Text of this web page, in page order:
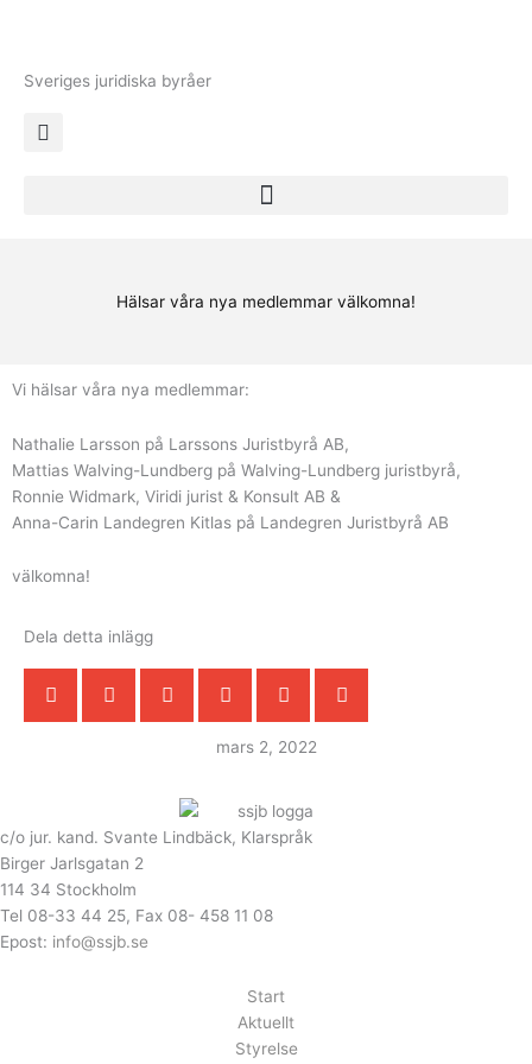
Sveriges juridiska byråer
Hälsar våra nya medlemmar välkomna!
Vi hälsar våra nya medlemmar:
Nathalie Larsson på Larssons Juristbyrå AB,
Mattias Walving-Lundberg på Walving-Lundberg juristbyrå,
Ronnie Widmark, Viridi jurist & Konsult AB &
Anna-Carin Landegren Kitlas på Landegren Juristbyrå AB
välkomna!
Dela detta inlägg
mars 2, 2022
c/o jur. kand. Svante Lindbäck, Klarspråk
Birger Jarlsgatan 2
114 34 Stockholm
Tel 08-33 44 25, Fax 08- 458 11 08
Epost: info@ssjb.se
Start
Aktuellt
Styrelse